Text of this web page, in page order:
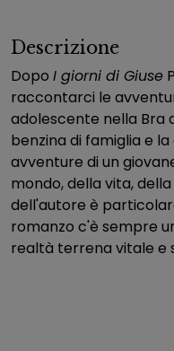
Descrizione
Dopo I giorni di Giuse
raccontarci le
adolescente nella Bra
benzina di famiglia e
avventure di un
mondo, della vita,
dell'autore è
romanzo c'è sempre
realtà terrena vitale e